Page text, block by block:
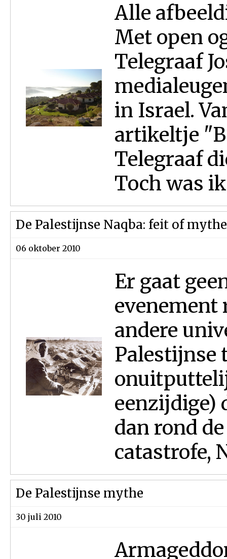
Alle
Met open
Telegraaf
in Israel.
artikeltje
Telegraaf
Toch was
De Palestijnse Naqba: feit of
06 oktober 2010
Er gaat
evenement
andere
Palestijnse
eenzijdige)
dan rond
catastrofe,
De Palestijnse mythe
30 juli 2010